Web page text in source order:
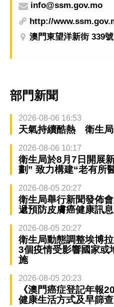
info@ssm.gov.mo
http://
澳門東望洋新街 339
部門新聞
2026-08-06 16:53
天氣持續酷熱 衛生
2026-08-06 10:17
衛生局於8月7日開展
劃” 致力構建“老有所
2026-08-05 20:27
衛生局舉行新聞發佈
遞預防皮膚癌健康訊息
2026-08-05 20:27
衛生局動態調整埃博
3個疫情受影響國家或
施
2026-08-05 20:23
《澳門癌症登記年報
健康生活方式及早篩查